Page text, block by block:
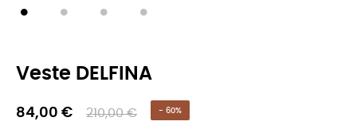
Veste DELFINA
84,00 € 210,00 € - 60%